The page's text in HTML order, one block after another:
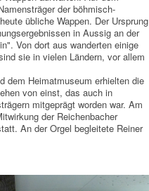
der böhmisch-
übliche Wappen. Der Ursprung
in Aussig an der
Von dort aus wanderten einige
sie in vielen Ländern, vor allem
dem Heimatmuseum erhielten die
von einst, das auch in
mitgeprägt worden war. Am
der Reichenbacher
An der Orgel begleitete Reiner